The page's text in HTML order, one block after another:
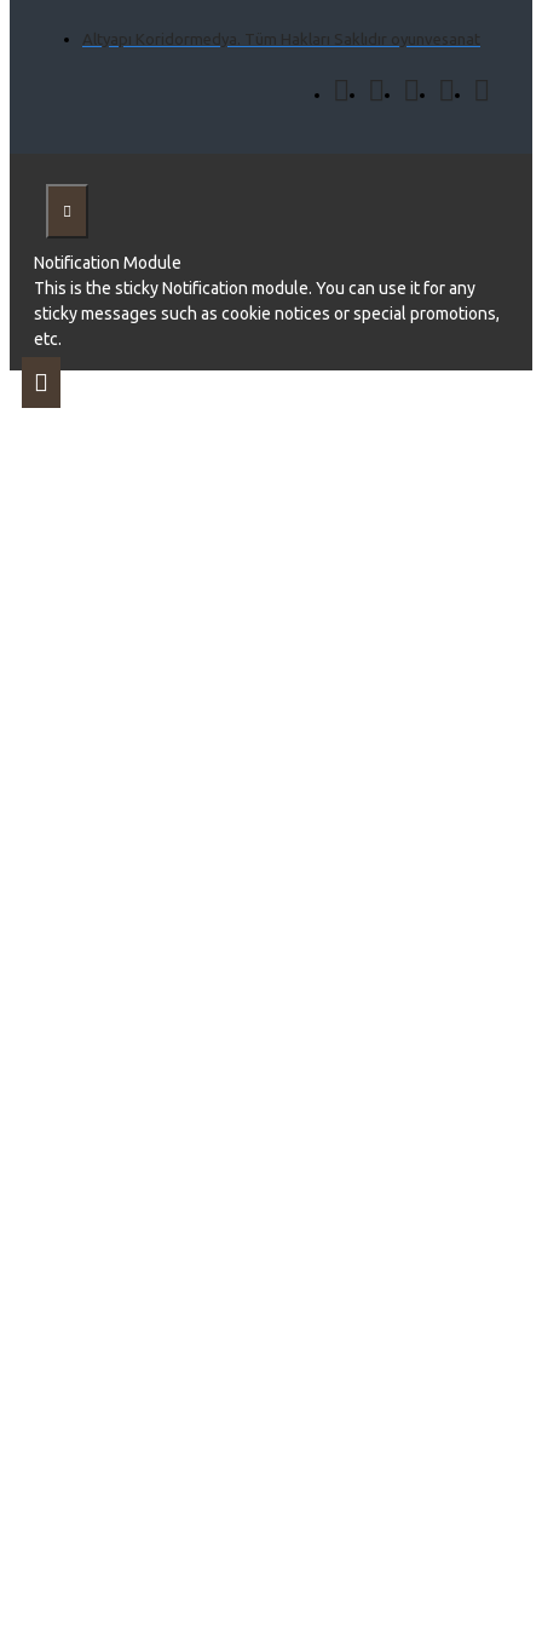
Altyapı Koridormedya. Tüm Hakları Saklıdır oyunvesanat
Notification Module
This is the sticky Notification module. You can use it for any
sticky messages such as cookie notices or special promotions,
etc.